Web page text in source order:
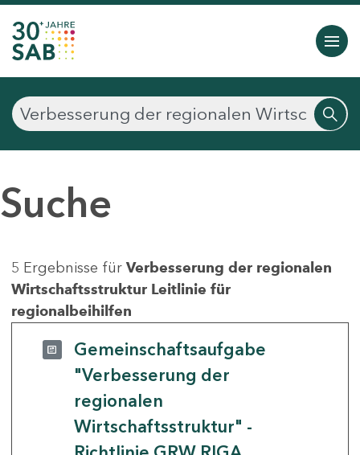
Suche
5 Ergebnisse für Verbesserung der regionalen
Wirtschaftsstruktur Leitlinie für
regionalbeihilfen
Gemeinschaftsaufgabe
"Verbesserung der
regionalen
Wirtschaftsstruktur" -